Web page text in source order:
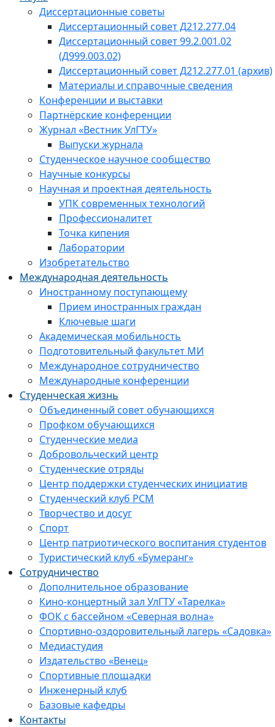
Диссертационные советы
Диссертационный совет Д212.277.04
Диссертационный совет 99.2.001.02
(Д999.003.02)
Диссертационный совет Д212.277.01 (архив)
Материалы и справочные сведения
Конференции и выставки
Партнёрские конференции
Журнал «Вестник УлГТУ»
Выпуски журнала
Студенческое научное сообщество
Научные конкурсы
Научная и проектная деятельность
УПК современных технологий
Профессионалитет
Точка кипения
Лаборатории
Изобретательство
Международная деятельность
Иностранному поступающему
Прием иностранных граждан
Ключевые шаги
Академическая мобильность
Подготовительный факультет МИ
Международное сотрудничество
Международные конференции
Студенческая жизнь
Объединенный совет обучающихся
Профком обучающихся
Студенческие медиа
Добровольческий центр
Студенческие отряды
Центр поддержки студенческих инициатив
Студенческий клуб РСМ
Творчество и досуг
Спорт
Центр патриотического воспитания студентов
Туристический клуб «Бумеранг»
Сотрудничество
Дополнительное образование
Кино-концертный зал УлГТУ «Тарелка»
ФОК с бассейном «Северная волна»
Спортивно-оздоровительный лагерь «Садовка»
Медиастудия
Издательство «Венец»
Спортивные площадки
Инженерный клуб
Базовые кафедры
Контакты